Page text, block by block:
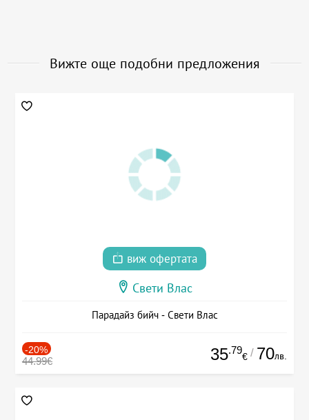
Вижте още подобни предложения
виж офертата
Свети Влас
Парадайз бийч - Свети Влас
-20%
44.99€ 35.79
€ / 70лв.